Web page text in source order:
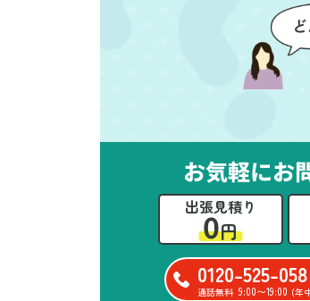
す。家族それぞれが必要な
を確認しながら進めるこ
き、安心感を持って作業を
せできました。さらに、
了後には部屋全体を清掃
ただき、まるで新しい家
な清潔感に感動しました。
お気軽にお
出張見積り
0円
0120-525-058
通話無料 9:00〜19:00 (年